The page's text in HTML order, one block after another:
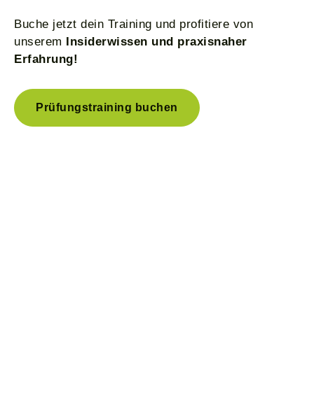
Buche jetzt dein Training und profitiere von
unserem Insiderwissen und praxisnaher
Erfahrung!
Prüfungstraining buchen